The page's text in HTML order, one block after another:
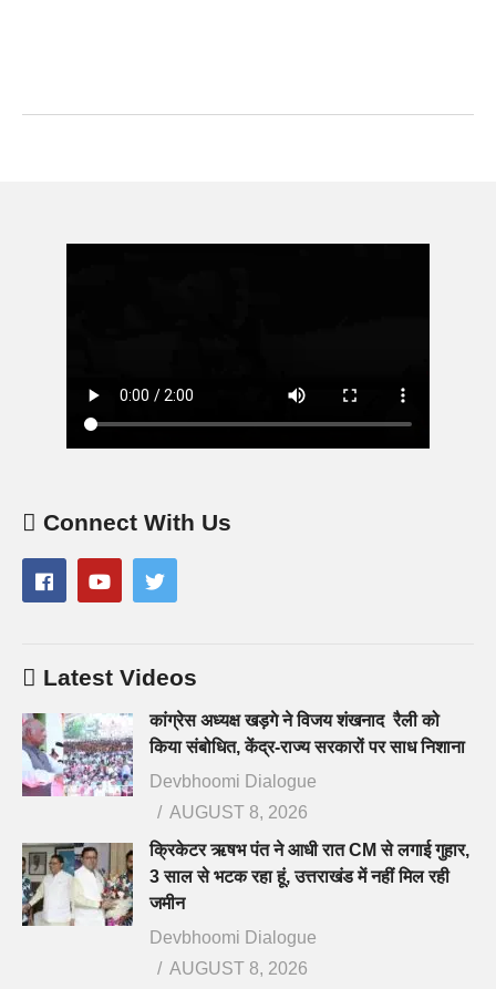
Connect With Us
Latest Videos
कांग्रेस अध्यक्ष खड़गे ने विजय शंखनाद रैली को
किया संबोधित, केंद्र-राज्य सरकारों पर साध निशाना
Devbhoomi Dialogue
AUGUST 8, 2026
क्रिकेटर ऋषभ पंत ने आधी रात CM से लगाई गुहार,
3 साल से भटक रहा हूं, उत्तराखंड में नहीं मिल रही
जमीन
Devbhoomi Dialogue
AUGUST 8, 2026